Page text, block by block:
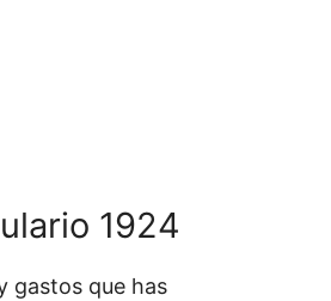
1924
gastos que has